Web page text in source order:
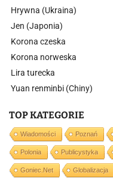
Hrywna (Ukraina)
Jen (Japonia)
Korona czeska
Korona norweska
Lira turecka
Yuan renminbi (Chiny)
TOP KATEGORIE
Wiadomości Poznań
Polonia Publicystyka
Goniec.net Globalizacja